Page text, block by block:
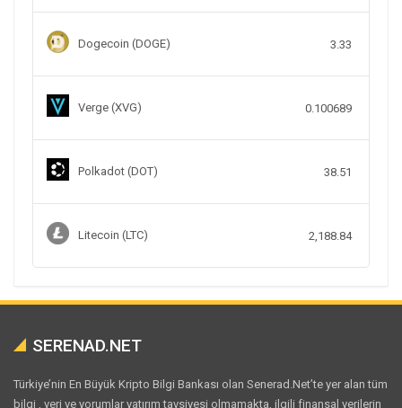
Dogecoin (DOGE) 3.33
Verge (XVG) 0.100689
Polkadot (DOT) 38.51
Litecoin (LTC) 2,188.84
SERENAD.NET
Türkiye’nin En Büyük Kripto Bilgi Bankası olan Senerad.Net’te yer alan tüm
bilgi , veri ve yorumlar yatırım tavsiyesi olmamakta, ilgili finansal verilerin